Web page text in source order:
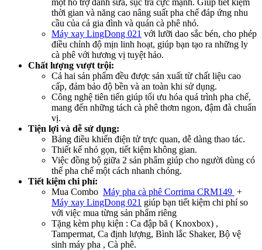
thời gian và năng cao nâng suất pha chế đáp ứng nhu
cầu của cả gia đình và quán cà phê nhỏ.
Máy xay LingDong 021 với lưỡi dao sắc bén, cho phép
điều chỉnh độ mịn linh hoạt, giúp bạn tạo ra những ly
cà phê với hương vị tuyệt hảo.
Chất lượng vượt trội:
Cả hai sản phẩm đều được sản xuất từ chất liệu cao
cấp, đảm bảo độ bền và an toàn khi sử dụng.
Công nghệ tiên tiến giúp tối ưu hóa quá trình pha chế,
mang đến những tách cà phê thơm ngon, đậm đà chuẩn
vị.
Tiện lợi và dễ sử dụng:
Bảng điều khiển điện tử trực quan, dễ dàng thao tác.
Thiết kế nhỏ gọn, tiết kiệm không gian.
Việc đồng bộ giữa 2 sản phẩm giúp cho người dùng có
thể pha chế một cách nhanh chóng.
Tiết kiệm chi phí:
Mua Combo Máy pha cà phê Corrima CRM149 +
Máy xay LingDong 021 giúp bạn tiết kiệm chi phí so
với việc mua từng sản phẩm riêng
Tặng kèm phụ kiện : Ca đập bã ( Knoxbox) ,
Tampermat, Ca định lượng, Bình lắc Shaker, Bộ vệ
sinh máy pha , Cà phê.